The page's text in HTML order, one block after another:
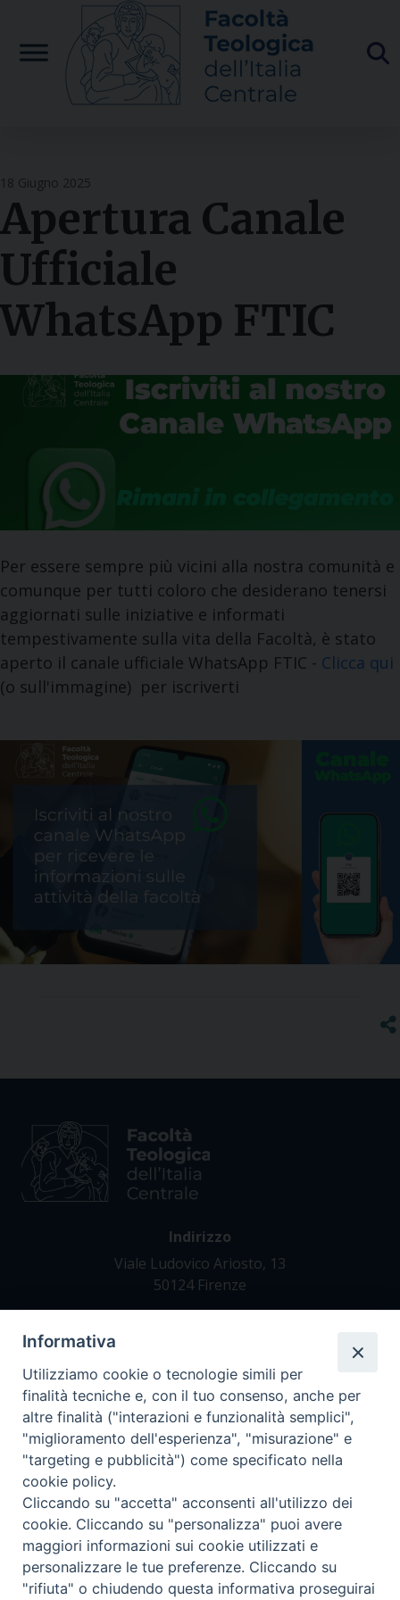
content
18 Giugno 2025
Apertura Canale
Ufficiale
WhatsApp FTIC
Per essere sempre più vicini alla nostra comunità e
comunque per tutti coloro che desiderano tenersi
aggiornati sulle iniziative e informati
tempestivamente sulla vita della Facoltà, è stato
aperto il canale ufficiale WhatsApp FTIC - Clicca qui
(o sull'immagine) per iscriverti
Indirizzo
Viale Ludovico Ariosto, 13
50124 Firenze
Tel. +39 055 42 82 21
segreteria@teofir.it
www.teofir.it
Informativa
Utilizziamo cookie o tecnologie simili per
finalità tecniche e, con il tuo consenso, anche per
altre finalità ("interazioni e funzionalità semplici",
"miglioramento dell'esperienza", "misurazione" e
"targeting e pubblicità") come specificato nella
cookie policy.
Cliccando su "accetta" acconsenti all'utilizzo dei
cookie. Cliccando su "personalizza" puoi avere
maggiori informazioni sui cookie utilizzati e
personalizzare le tue preferenze. Cliccando su
"rifiuta" o chiudendo questa informativa proseguirai